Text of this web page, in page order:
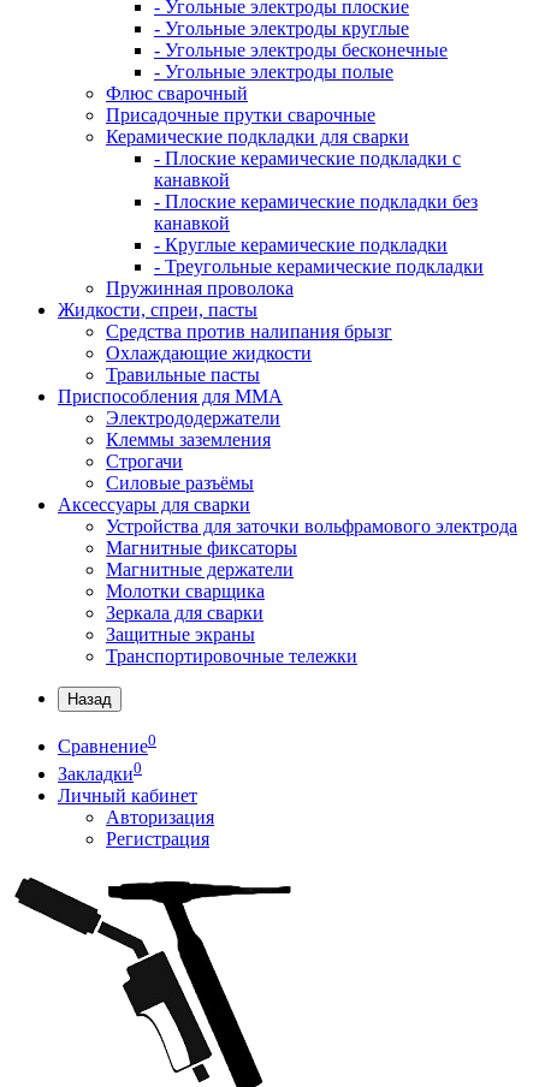
- Угольные электроды плоские
- Угольные электроды круглые
- Угольные электроды бесконечные
- Угольные электроды полые
Флюс сварочный
Присадочные прутки сварочные
Керамические подкладки для сварки
- Плоские керамические подкладки с
канавкой
- Плоские керамические подкладки без
канавкой
- Круглые керамические подкладки
- Треугольные керамические подкладки
Пружинная проволока
Жидкости, спреи, пасты
Средства против налипания брызг
Охлаждающие жидкости
Травильные пасты
Приспособления для ММА
Электрододержатели
Клеммы заземления
Строгачи
Силовые разъёмы
Аксессуары для сварки
Устройства для заточки вольфрамового электрода
Магнитные фиксаторы
Магнитные держатели
Молотки сварщика
Зеркала для сварки
Защитные экраны
Транспортировочные тележки
Назад
Сравнение0
Закладки0
Личный кабинет
Авторизация
Регистрация